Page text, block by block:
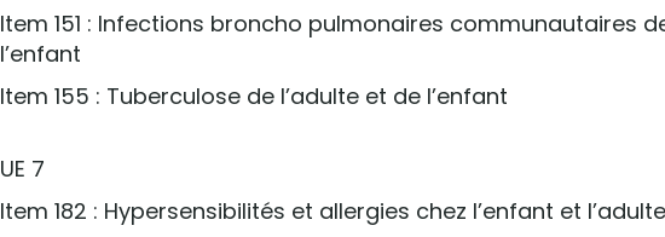
Item 151 : Infections broncho pulmonaires communautaires
l’enfant
Item 155 : Tuberculose de l’adulte et de l’enfant
UE 7
Item 182 : Hypersensibilités et allergies chez l’enfant et l’adulte